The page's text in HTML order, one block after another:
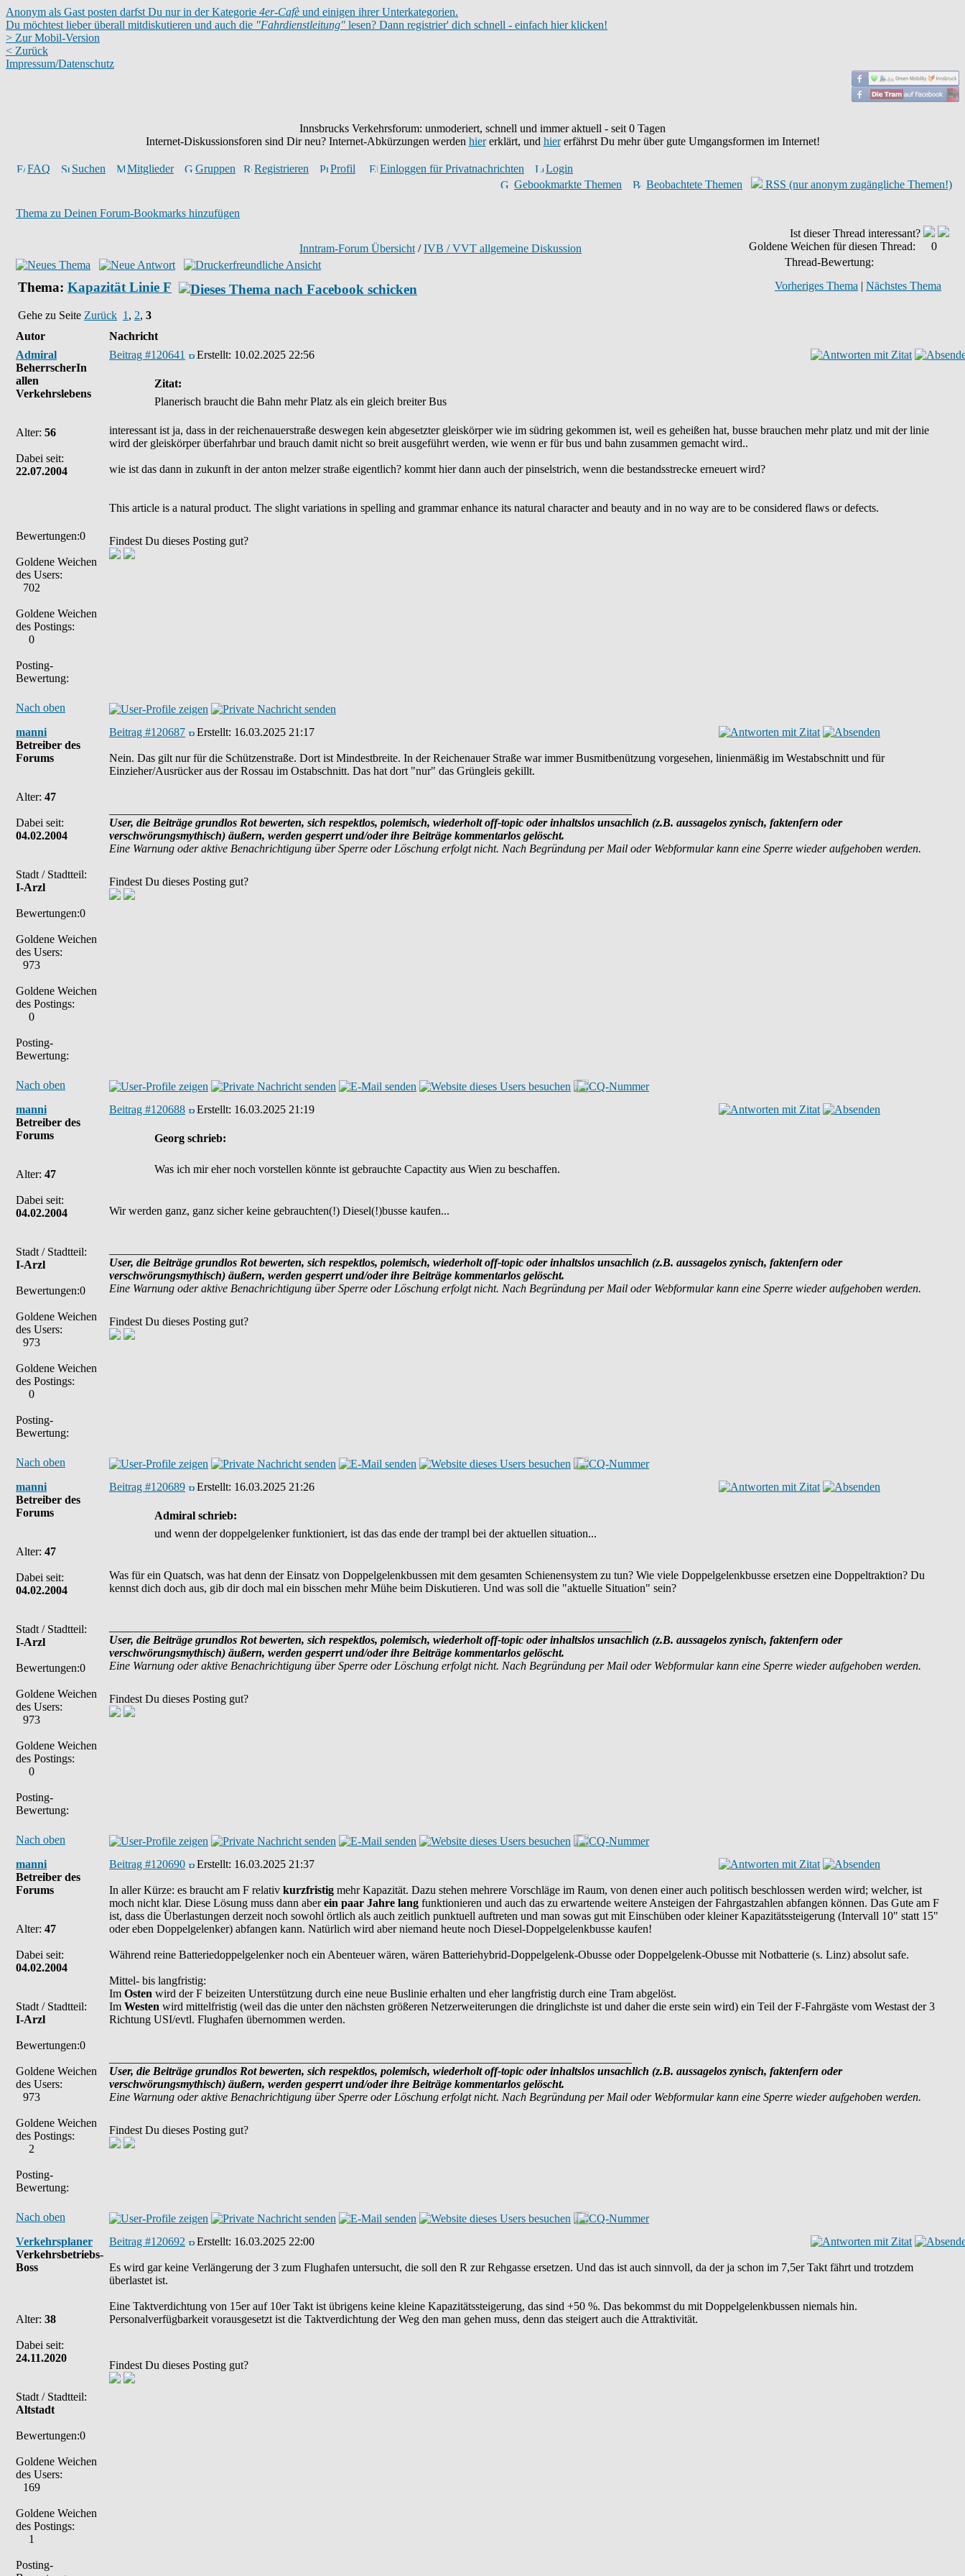
Anonym als Gast posten darfst Du nur in der Kategorie 4er-Cafè und einigen ihrer Unterkategorien.
Du möchtest lieber überall mitdiskutieren und auch die "Fahrdienstleitung" lesen? Dann registrier' dich schnell - einfach hier klicken!
> Zur Mobil-Version
< Zurück
Impressum/Datenschutz
Innsbrucks Verkehrsforum: unmoderiert, schnell und immer aktuell - seit 0 Tagen
Internet-Diskussionsforen sind Dir neu? Internet-Abkürzungen werden hiererklärt, und hiererfährst Du mehr über gute Umgangsformen im Internet!
FAQ Suchen Mitglieder Gruppen Registrieren Profil Einloggen für Privatnachrichten
Login
Gebookmarkte Themen
Beobachtete Themen RSS (nur anonym zugängliche Themen!)
Thema zu Deinen Forum-Bookmarks hinzufügen
Inntram-Forum Übersicht /IVB / VVT allgemeine Diskussion
Ist dieser Thread interessant?
Goldene Weichen für diesen Thread:
0
Thread-Bewertung:
Thema: Kapazität Linie F
Gehe zu Seite Zurück 1 , 2, 3
Vorheriges Thema | Nächstes Thema
Autor
Nachricht
Admiral
BeherrscherIn
allen
Verkehrslebens
Alter: 56
Dabei seit:
22.07.2004
Bewertungen:0
Goldene Weichen
des Users:
702
Goldene Weichen
des Postings:
0
Posting-
Bewertung:
Beitrag #120641 Erstellt: 10.02.2025 22:56
Zitat:
Planerisch braucht die Bahn mehr Platz als ein gleich breiter Bus
interessant ist ja, dass in der reichenauerstraße deswegen kein abgesetzter gleiskörper wie im südring gekommen ist, weil es geheißen hat, busse brauchen mehr platz und mit der linie
wird der gleiskörper überfahrbar und brauch damit nicht so breit ausgeführt werden, wie wenn er für bus und bahn zusammen gemacht wird..
wie ist das dann in zukunft in der anton melzer straße eigentlich? kommt hier dann auch der pinselstrich, wenn die bestandsstrecke erneuert wird?
This article is a natural product. The slight variations in spelling and grammar enhance its natural character and beauty and in no way are to be considered flaws or defects.
Findest Du dieses Posting gut?
Nach oben
manni
Betreiber des
Forums
Alter: 47
Dabei seit:
04.02.2004
Stadt / Stadtteil:
I-Arzl
Bewertungen:0
Goldene Weichen
des Users:
973
Goldene Weichen
des Postings:
0
Posting-
Bewertung:
Beitrag #120687 Erstellt: 16.03.2025 21:17
Nein. Das gilt nur für die Schützenstraße. Dort ist Mindestbreite. In der Reichenauer Straße war immer Busmitbenützung vorgesehen, linienmäßig im Westabschnitt und für
Einzieher/Ausrücker aus der Rossau im Ostabschnitt. Das hat dort "nur" das Grüngleis gekillt.
User, die Beiträge grundlos Rot bewerten, sich respektlos, polemisch, wiederholt off-topic oder inhaltslos unsachlich (z.B. aussagelos zynisch, faktenfern oder
verschwörungsmythisch) äußern, werden gesperrt und/oder ihre Beiträge kommentarlos gelöscht.
Eine Warnung oder aktive Benachrichtigung über Sperre oder Löschung erfolgt nicht. Nach Begründung per Mail oder Webformular kann eine Sperre wieder aufgehoben werden.
Findest Du dieses Posting gut?
Nach oben
manni
Betreiber des
Forums
Alter: 47
Dabei seit:
04.02.2004
Stadt / Stadtteil:
I-Arzl
Bewertungen:0
Goldene Weichen
des Users:
973
Goldene Weichen
des Postings:
0
Posting-
Bewertung:
Beitrag #120688 Erstellt: 16.03.2025 21:19
Georg schrieb:
Was ich mir eher noch vorstellen könnte ist gebrauchte Capactity aus Wien zu beschaffen.
Wir werden ganz, ganz sicher keine gebrauchten(!) Diesel(!)busse kaufen...
User, die Beiträge grundlos Rot bewerten, sich respektlos, polemisch, wiederholt off-topic oder inhaltslos unsachlich (z.B. aussagelos zynisch, faktenfern oder
verschwörungsmythisch) äußern, werden gesperrt und/oder ihre Beiträge kommentarlos gelöscht.
Eine Warnung oder aktive Benachrichtigung über Sperre oder Löschung erfolgt nicht. Nach Begründung per Mail oder Webformular kann eine Sperre wieder aufgehoben werden.
Findest Du dieses Posting gut?
Nach oben
manni
Betreiber des
Forums
Alter: 47
Dabei seit:
04.02.2004
Stadt / Stadtteil:
I-Arzl
Bewertungen:0
Goldene Weichen
des Users:
973
Goldene Weichen
des Postings:
0
Posting-
Bewertung:
Beitrag #120689 Erstellt: 16.03.2025 21:26
Admiral schrieb:
und wenn der doppelgelenker funktioniert, ist das das ende der trampl bei der aktuellen situation...
Was für ein Quatsch, was hat denn der Einsatz von Doppelgelenkbussen mit dem gesamten Schienensystem zu tun? Wie viele Doppelgelenkbusse ersetzen eine Doppeltraktion? Du
kennst dich doch aus, gib dir doch mal ein bisschen mehr Mühe beim Diskutieren. Und was soll die "aktuelle Situation" sein?
User, die Beiträge grundlos Rot bewerten, sich respektlos, polemisch, wiederholt off-topic oder inhaltslos unsachlich (z.B. aussagelos zynisch, faktenfern oder
verschwörungsmythisch) äußern, werden gesperrt und/oder ihre Beiträge kommentarlos gelöscht.
Eine Warnung oder aktive Benachrichtigung über Sperre oder Löschung erfolgt nicht. Nach Begründung per Mail oder Webformular kann eine Sperre wieder aufgehoben werden.
Findest Du dieses Posting gut?
Nach oben
manni
Betreiber des
Forums
Alter: 47
Dabei seit:
04.02.2004
Stadt / Stadtteil:
I-Arzl
Bewertungen:0
Goldene Weichen
des Users:
973
Goldene Weichen
des Postings:
2
Posting-
Bewertung:
Beitrag #120690 Erstellt: 16.03.2025 21:37
In aller Kürze: es braucht am F relativ kurzfristig mehr Kapazität. Dazu stehen mehrere Vorschläge im Raum, von denen einer auch politisch beschlossen werden wird; welcher, ist
moch nicht klar. Diese Lösung muss dann aberein paar Jahre lang funktionieren und auch das zu erwartende weitere Ansteigen der Fahrgastzahlen abfangen können. Das Gute am F
ist, dass die Überlastungen derzeit noch sowohl örtlich als auch zeitlich punktuell auftreten und man sowas gut mit Einschüben oder kleiner Kapazitätssteigerung (Intervall 10" statt 15"
oder eben Doppelgelenker) abfangen kann. Natürlich wird aber niemand heute noch Diesel-Doppelgelenkbusse kaufen!
Während reine Batteriedoppelgelenker noch ein Abenteuer wären, wären Batteriehybrid-Doppelgelenk-Obusse oder Doppelgelenk-Obusse mit Notbatterie (s. Linz) absolut safe.
Mittel- bis langfristig:
Im Osten wird der F beizeiten Unterstützung durch eine neue Buslinie erhalten und eher langfristig durch eine Tram abgelöst.
Im Westen wird mittelfristig (weil das die unter den nächsten größeren Netzerweiterungen die dringlichste ist und daher die erste sein wird) ein Teil der F-Fahrgäste vom Westast der 3
Richtung USI/evtl. Flughafen übernommen werden.
User, die Beiträge grundlos Rot bewerten, sich respektlos, polemisch, wiederholt off-topic oder inhaltslos unsachlich (z.B. aussagelos zynisch, faktenfern oder
verschwörungsmythisch) äußern, werden gesperrt und/oder ihre Beiträge kommentarlos gelöscht.
Eine Warnung oder aktive Benachrichtigung über Sperre oder Löschung erfolgt nicht. Nach Begründung per Mail oder Webformular kann eine Sperre wieder aufgehoben werden.
Findest Du dieses Posting gut?
Nach oben
Verkehrsplaner
Verkehrsbetriebs-
Boss
Alter: 38
Dabei seit:
24.11.2020
Stadt / Stadtteil:
Altstadt
Bewertungen:0
Goldene Weichen
des Users:
169
Goldene Weichen
des Postings:
1
Posting-
Beitrag #120692 Erstellt: 16.03.2025 22:00
Es wird gar keine Verlängerung der 3 zum Flughafen untersucht, die soll den R zur Rehgasse ersetzen. Und das ist auch sinnvoll, da der ja schon im 7,5er Takt fährt und trotzdem
überlastet ist.
Eine Taktverdichtung von 15er auf 10er Takt ist übrigens keine kleine Kapazitätssteigerung, das sind +50 %. Das bekommst du mit Doppelgelenkbussen niemals hin.
Personalverfügbarkeit vorausgesetzt ist die Taktverdichtung der Weg den man gehen muss, denn das steigert auch die Attraktivität.
Findest Du dieses Posting gut?